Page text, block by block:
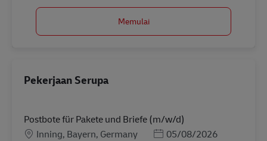
Memulai
Pekerjaan Serupa
Postbote für Pakete und Briefe (m/w/d)
LokasiInning, Bayern, Germany Posted Date
05/08/2026